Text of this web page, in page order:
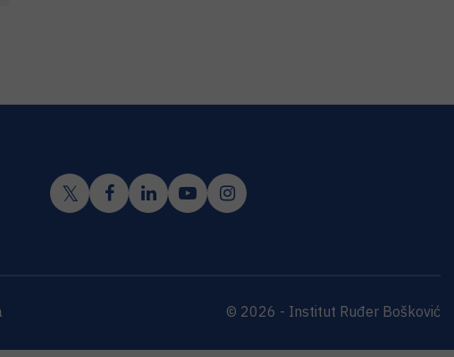
© 2026 - Institut Ruđer Bošković